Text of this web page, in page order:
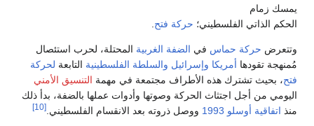
يمسك زمام
الحكم الذاتي الفلسطيني؛ حركة فتح
وتتعرض حركة حماس في الضفة الغربية المحتلة، لحرب استئصال
مُمنهجة تقودها أمريكا وإسرائيل والسلطة الفلسطينية التابعة لحركة
فتح، بحيث تشترك هذه الأطراف مجتمعة في مهمة التنسيق الأمني
اليومي من أجل اجتثاث الحركة وصوتها وأدوات عملها بالضفة، بدأ ذلك
منذ اتفاقية أوسلو 1993 ووصل ذروته بعد الانقسام الفلسطيني. [10]